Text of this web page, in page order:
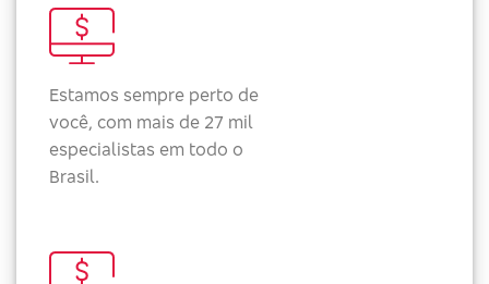
Estamos sempre perto de
você, com mais de 27 mil
especialistas em todo o
Brasil.